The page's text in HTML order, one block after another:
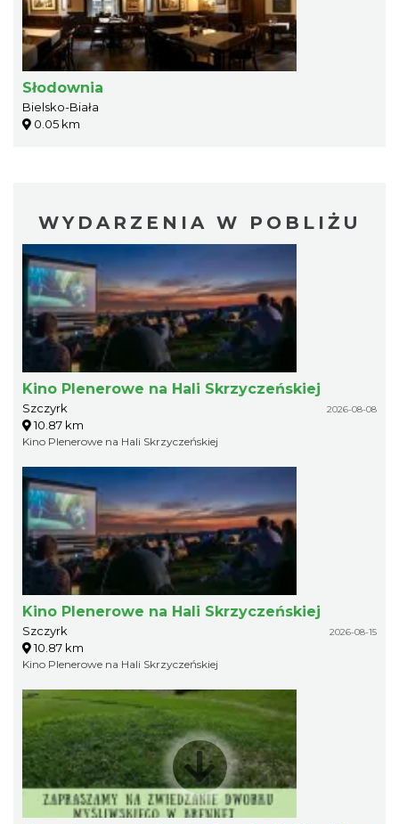
Słodownia
Bielsko-Biała
0.05 km
WYDARZENIA W POBLIŻU
Kino Plenerowe na Hali Skrzyczeńskiej
Szczyrk 2026-08-08
10.87 km
Kino Plenerowe na Hali Skrzyczeńskiej
Kino Plenerowe na Hali Skrzyczeńskiej
Szczyrk 2026-08-15
10.87 km
Kino Plenerowe na Hali Skrzyczeńskiej